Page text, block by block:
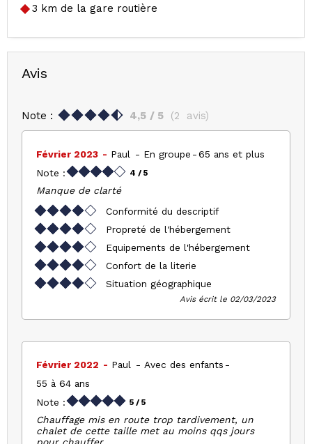
3 km de la gare routière
Avis
Note : 4,5 / 5 (2 avis)
Février 2023 Paul En groupe
65 ans et plus
Note :
4 / 5
Manque de clarté
Conformité du descriptif
Propreté de l'hébergement
Equipements de l'hébergement
Confort de la literie
Situation géographique
Avis écrit le 02/03/2023
Février 2022 Paul
Avec des enfants
55 à 64 ans
Note :
5 / 5
Chauffage mis en route trop tardivement, un
chalet de cette taille met au moins qqs jours
pour chauffer